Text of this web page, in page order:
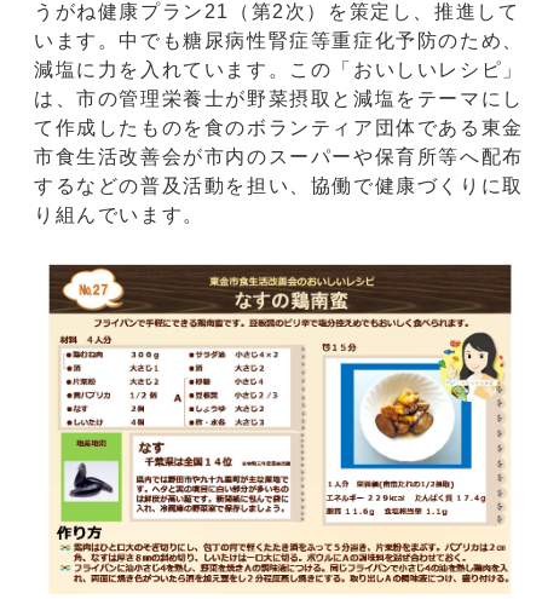
うがね健康プラン21（第2次）を策定し、推進して
います。中でも糖尿病性腎症等重症化予防のため、
減塩に力を入れています。この「おいしいレシピ」
は、市の管理栄養士が野菜摂取と減塩をテーマにし
て作成したものを食のボランティア団体である東金
市食生活改善会が市内のスーパーや保育所等へ配布
するなどの普及活動を担い、協働で健康づくりに取
り組んでいます。